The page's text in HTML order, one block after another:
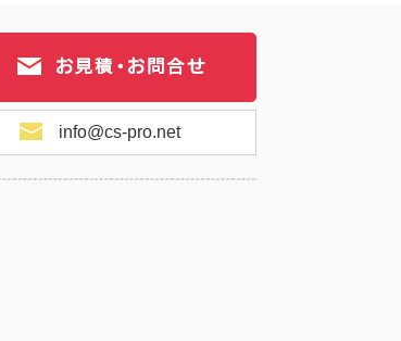
No.15-014 No.15-013
info@cs-pro.net